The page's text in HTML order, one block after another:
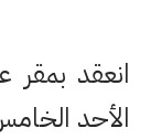
انعقد
الأحد